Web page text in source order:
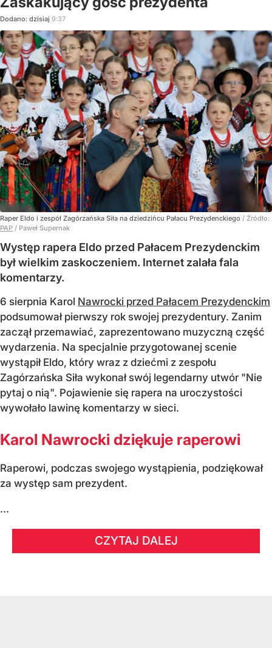
Dodano: dzisiaj 9:37
Raper Eldo i zespół Zagórzańska Siła na dziedzińcu Pałacu Prezydenckiego / Źródło:
PAP / Paweł Supernak
Występ rapera Eldo przed Pałacem Prezydenckim
był wielkim zaskoczeniem. Internet zalała fala
komentarzy.
6 sierpnia Karol Nawrocki przed Pałacem Prezydenckim
podsumował pierwszy rok swojej prezydentury. Zanim
zaczął przemawiać, zaprezentowano muzyczną część
wydarzenia. Na specjalnie przygotowanej scenie
wystąpił Eldo, który wraz z dziećmi z zespołu
Zagórzańska Siła wykonał swój legendarny utwór "Nie
pytaj o nią". Pojawienie się rapera na uroczystości
wywołało lawinę komentarzy w sieci.
Karol Nawrocki dziękuje raperowi
Raperowi, podczas swojego wystąpienia, podziękował
za występ sam prezydent.
...
CZYTAJ DALEJ